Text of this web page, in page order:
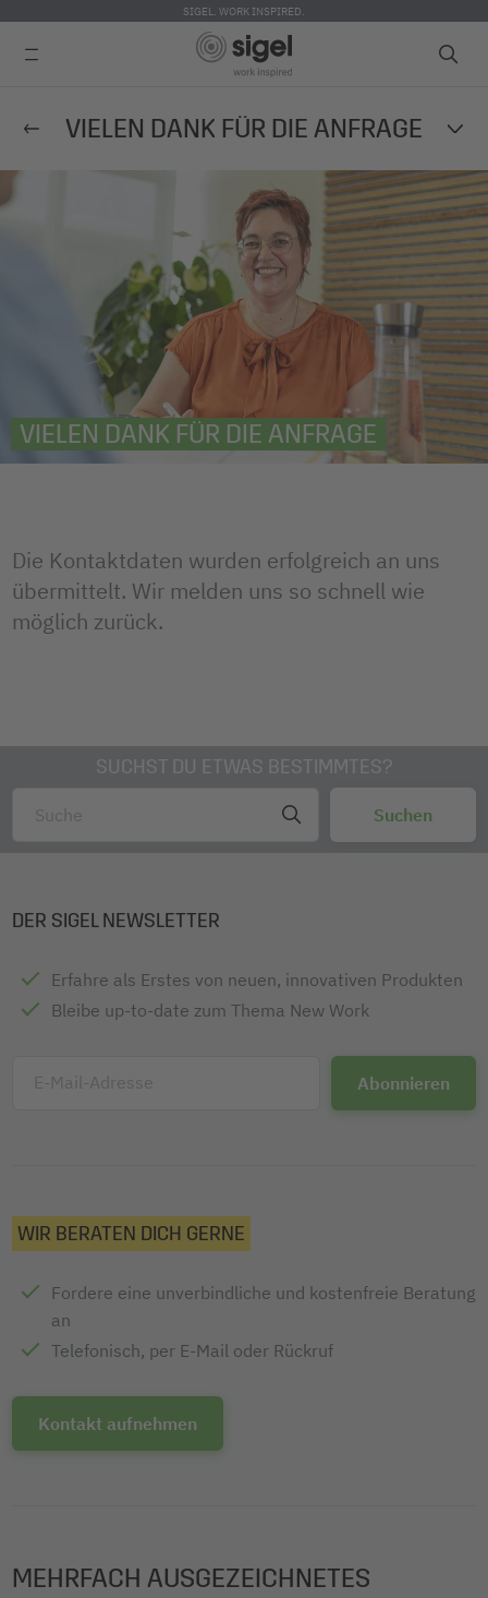
zum
SIGEL. WORK INSPIRED.
VIELEN DANK FÜR DIE ANFRAGE
VIELEN DANK FÜR DIE ANFRAGE
Die Kontaktdaten wurden erfolgreich an uns
übermittelt. Wir melden uns so schnell wie
möglich zurück.
SUCHST DU ETWAS BESTIMMTES?
DER SIGEL NEWSLETTER
Erfahre als Erstes von neuen, innovativen Produkten
Bleibe up-to-date zum Thema New Work
E-Mail-Adresse
WIR BERATEN DICH GERNE
Fordere eine unverbindliche und kostenfreie Beratung
an
Telefonisch, per E-Mail oder Rückruf
Kontakt aufnehmen
MEHRFACH AUSGEZEICHNETES